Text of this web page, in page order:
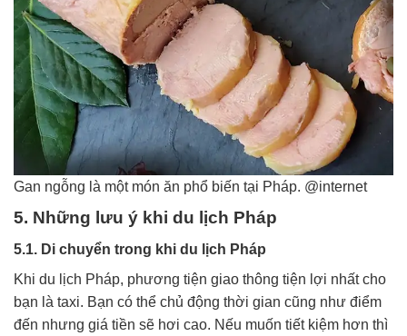
Gan ngỗng là một món ăn phổ biến tại Pháp. @internet
5. Những lưu ý khi du lịch Pháp
5.1. Di chuyển trong khi du lịch Pháp
Khi du lịch Pháp, phương tiện giao thông tiện lợi nhất cho
bạn là taxi. Bạn có thể chủ động thời gian cũng như điểm
đến nhưng giá tiền sẽ hơi cao. Nếu muốn tiết kiệm hơn thì